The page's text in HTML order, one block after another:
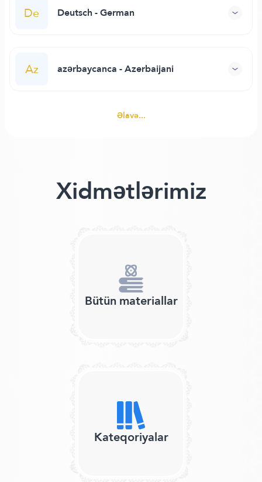
De Deutsch - German
Az azərbaycanca - Azerbaijani
Əlavə...
Xidmətlərimiz
Bütün materiallar
Kateqoriyalar